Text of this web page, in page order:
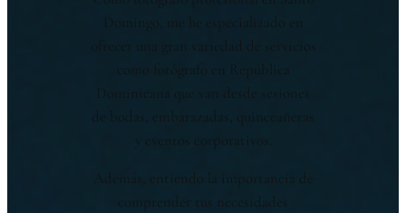
Domingo, me he especializado en
ofrecer una gran variedad de servicios
como fotógrafo en República
Dominicana que van desde sesiones
de bodas, embarazadas, quinceañeras
y eventos corporativos.
Además, entiendo la importancia de
comprender tus necesidades